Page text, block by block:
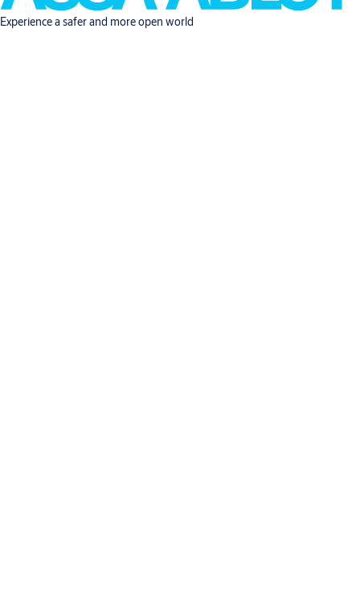
Experience a safer and more open world